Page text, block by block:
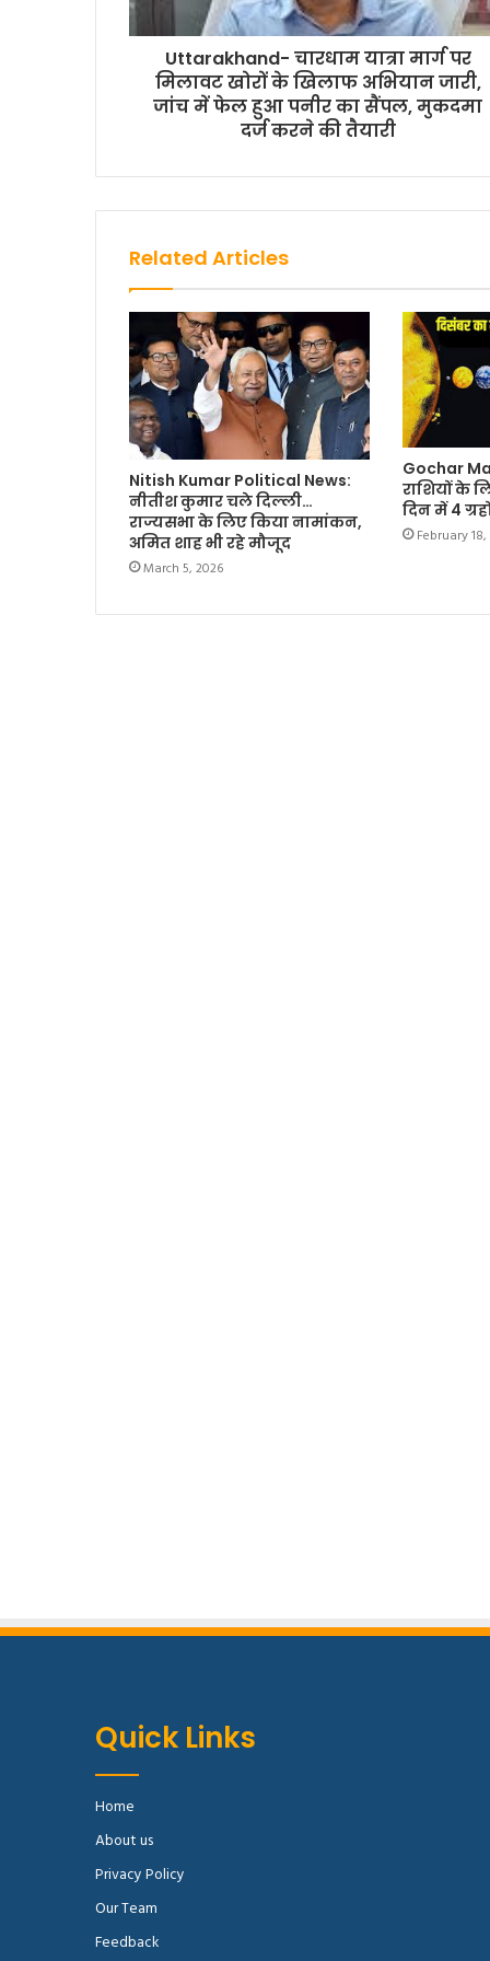
Uttarakhand- चारधाम यात्रा मार्ग पर
मिलावट खोरों के खिलाफ अभियान जारी,
जांच में फेल हुआ पनीर का सैंपल, मुकदमा
दर्ज करने की तैयारी
Related Articles
Nitish Kumar Political News:
नीतीश कुमार चले दिल्ली…
राज्यसभा के लिए किया नामांकन,
अमित शाह भी रहे मौजूद
March 5, 2026
Gochar
राशियों के
दिन में 4
February
Quick Links
Home
About us
Privacy Policy
Our Team
Feedback